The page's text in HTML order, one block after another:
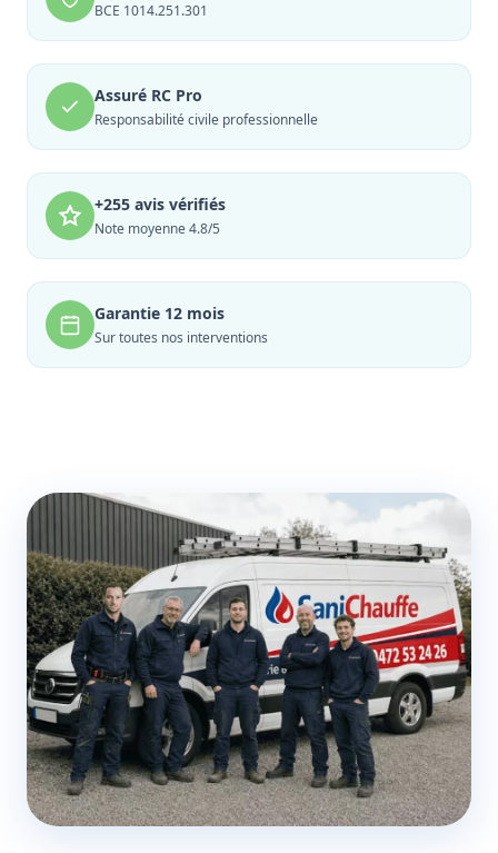
BCE 1014.251.301
Assuré RC Pro
Responsabilité civile professionnelle
+255 avis vérifiés
Note moyenne 4.8/5
Garantie 12 mois
Sur toutes nos interventions